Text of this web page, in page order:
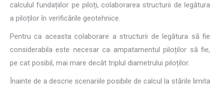
calculul fundațiilor pe piloți, colaborarea structurii de legătura
a piloților în verificările geotehnice.
Pentru ca aceasta colaborare a structurii de legătura să fie
considerabila este necesar ca ampatamentul piloților să fie,
pe cat posibil, mai mare decât triplul diametrului piloților.
Înainte de a descrie scenariile posibile de calcul la stările limita